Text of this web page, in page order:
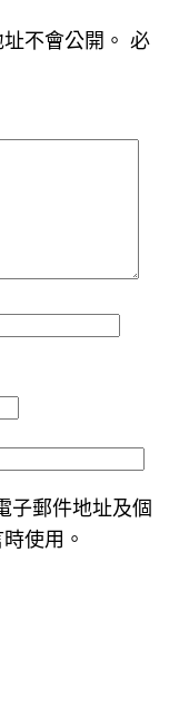
不會公開。 必
子郵件地址及個
使用。